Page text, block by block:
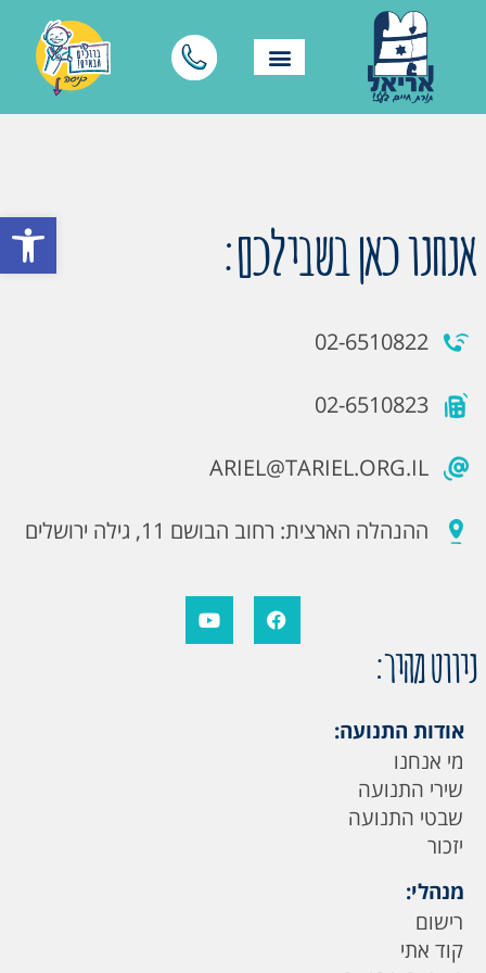
פתח אנחנו כאן בשבילכם:
02-6510822
02-6510823
ARIEL@TARIEL.ORG.IL
ההנהלה הארצית: רחוב הבושם 11, גילה ירושלים
ניווט מהיר:
אודות התנועה:
מי אנחנו
שירי התנועה
שבטי התנועה
יזכור
מנהלי:
רישום
קוד אתי